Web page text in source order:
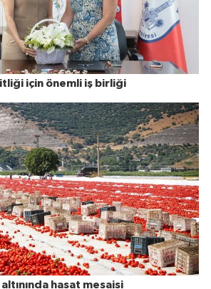
için önemli iş birliği
altınında hasat mesaisi